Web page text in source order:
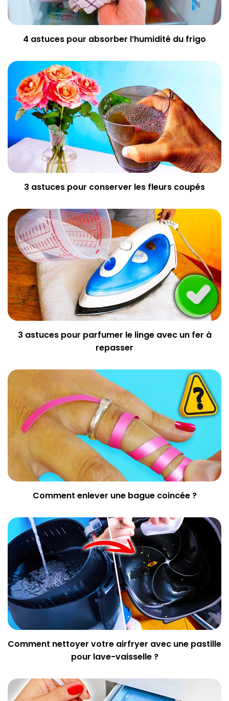
4 astuces pour absorber l’humidité du frigo
3 astuces pour conserver les fleurs coupés
3 astuces pour parfumer le linge avec un fer à
repasser
Comment enlever une bague coincée ?
Comment nettoyer votre airfryer avec une pastille
pour lave-vaisselle ?